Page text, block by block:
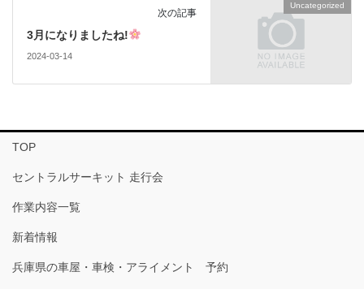
Uncategorized
次の記事
3月になりましたね!
2024-03-14
TOP
セントラルサーキット 走行会
作業内容一覧
新着情報
兵庫県の車屋・車検・アライメント 予約